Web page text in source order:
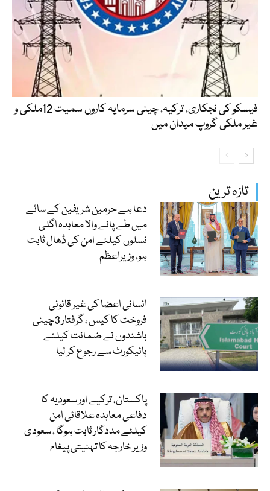
تازہ ترین
دعا ہے حرمین شریفین کے سائے
میں طے پانے والا معاہدہ اگلی
نسلوں کیلئے امن کی ڈھال ثابت
ہو، وزیراعظم
انسانی اعضا کی غیر قانونی
فروخت کا کیس ، گرفتار 3چینی
باشندوں نے ضمانت کیلئے
ہائیکورٹ سے رجوع کر لیا
پاکستان، ترکیے اور سعودیہ کا
دفاعی معاہدہ علاقائی امن
کیلئے مددگار ثابت ہوگا ، سعودی
وزیر خارجہ کا تہنیتی پیغام
فیسکو کی نجکاری، ترکیہ، چینی سرمایہ کاروں سمیت 12ملکی و
غیر ملکی گروپ میدان میں